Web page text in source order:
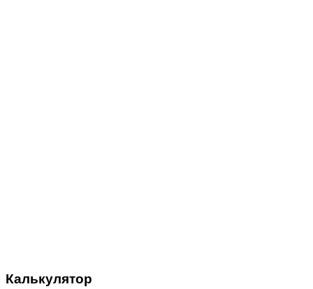
Калькулятор